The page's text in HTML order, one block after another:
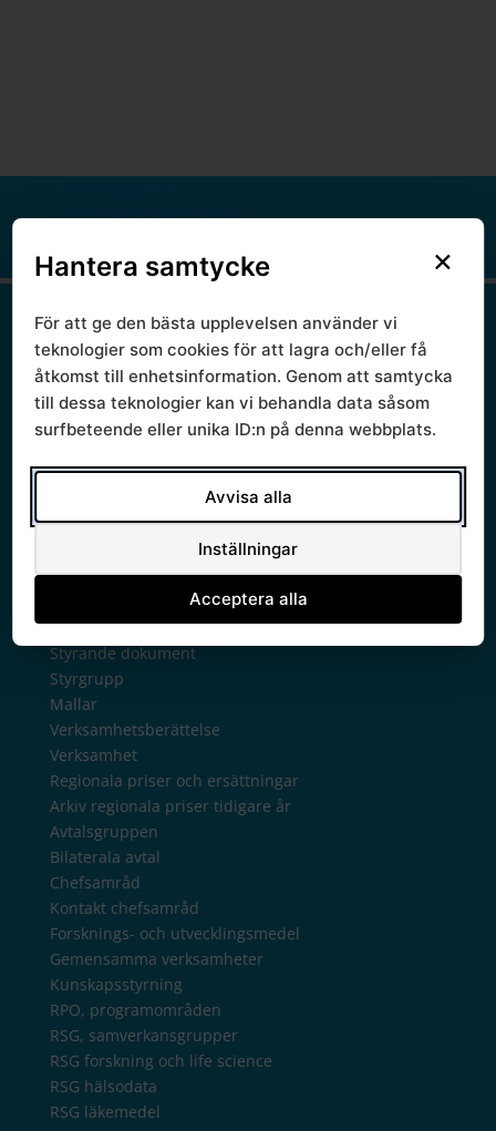
Tillgänglighetsredogörelse
Information om personuppgifter
Aktuellt
Lediga jobb
Nyheter
Nyhetsbrev
Prenumerera
Presidium
Politisk styrgrupp
Sammanträden och handlingar
Protokoll
Om Södra sjukvårdsregionen
Ledningsgrupp
Styrande dokument
Styrgrupp
Mallar
Verksamhetsberättelse
Verksamhet
Regionala priser och ersättningar
Arkiv regionala priser tidigare år
Avtalsgruppen
Bilaterala avtal
Chefsamråd
Kontakt chefsamråd
Forsknings- och utvecklingsmedel
Gemensamma verksamheter
Kunskapsstyrning
RPO, programområden
RSG, samverkansgrupper
RSG forskning och life science
RSG hälsodata
RSG läkemedel
×
Hantera samtycke
För att ge den bästa upplevelsen använder vi
teknologier som cookies för att lagra och/eller få
åtkomst till enhetsinformation. Genom att samtycka
till dessa teknologier kan vi behandla data såsom
surfbeteende eller unika ID:n på denna webbplats.
Avvisa alla
Inställningar
Acceptera alla